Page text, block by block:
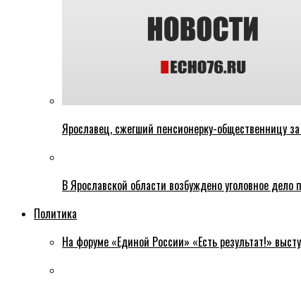
Ярославец, сжегший пенсионерку-общественницу
В Ярославской области возбуждено уголовное
Политика
На форуме «Единой России» «Есть результат!»